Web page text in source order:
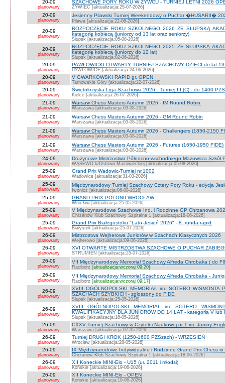
20-09
planowany
SZACHOWE PORY ROKU W ŻYWCU - TURNIEJ LETNI 2026
ŻYWIEC [aktualizacja:25-07-2026]
20-09
planowany
Jesienny Pilawski Turniej Weekendowy o Puchar �HUSARII�
Pilawa [aktualizacja:22-06-2026]
20-09
planowany
ROZPOCZĘCIE ROKU SZKOLNEGO 2026 ZE SŁUPSKĄ
kategorię kobiecą (juniorzy od 13 lat oraz seniorzy)
Słupsk [aktualizacja:05-08-2026]
20-09
planowany
ROZPOCZĘCIE ROKU SZKOLNEGO 2025 ZE SŁUPSKĄ
kategorię kobiecą (juniorzy do 12 lat)
Słupsk [aktualizacja:02-06-2026]
20-09
planowany
PAWŁOWICKI OTWARTY TURNIEJ SZACHOWY DZIECI do lat
PAWŁOWICE [aktualizacja:24-06-2026]
20-09
planowany
V GWARKOWSKI RAPID gr. OPEN
Tarnowskie Góry [aktualizacja:22-07-2026]
20-09
planowany
Świętokrzyska Liga Szachowa 2026 - Turniej III (C) - do 1400
Kielce [aktualizacja:26-07-2026]
21-09
planowany
Warsaw Chess Masters Autumn 2026 - IM Round Robin
Warszawa [aktualizacja:03-08-2026]
21-09
planowany
Warsaw Chess Masters Autumn 2026 - GM Round Robin
Warszawa [aktualizacja:03-08-2026]
21-09
planowany
Warsaw Chess Masters Autumn 2026 - Challengers (1850-2150
Warszawa [aktualizacja:03-08-2026]
21-09
planowany
Warsaw Chess Masters Autumn 2026 - Futures (1650-1950 FIDE)
Warszawa [aktualizacja:03-08-2026]
24-09
planowany
Drużynowe Mistrzostwa Północno-wschodniego Mazowsza Szkół
WĄSEWO k/Ostrowi Mazowieckiej [aktualizacja:05-08-2026]
25-09
planowany
Grand Prix Wadowic-Turniej nr.1002
Wadowice [aktualizacja:31-03-2026]
25-09
planowany
Międzynarodowy Turniej Szachowy Cztery Pory Roku - edycja
Iwonicz [aktualizacja:06-08-2026]
25-09
planowany
GRAND PRIX POLONII WROCŁAW
Wrocław [aktualizacja:25-05-2026]
25-09
planowany
V Międzynarodowe Szachowe Ind. i Rodzinne GP Chrzanowa
Chrzanów Klub Szachowy Szpitalna 1 [aktualizacja:18-06-2026]
25-09
planowany
Grand Prix Białegostoku "Lato-Jesień 2026" - 8. runda rapid
Białystok [aktualizacja:25-07-2026]
26-09
planowany
Mistrzostwa Wejherowa Juniorów w Szachach Klasycznych 2026
Wejherowo [aktualizacja:09-06-2026]
26-09
planowany
XVI OTWARTE MISTRZOSTWA SZACHOWE O PUCHAR
STRUMIEŃ [aktualizacja:25-07-2026]
26-09
planowany
VII Międzynarodowy Memoriał Szachowy Alfreda Chrobaka ( do
Racibórz [aktualizacja:wczoraj 09:20]
26-09
planowany
VII Międzynarodowy Memoriał Szachowy Alfreda Chrobaka -
Racibórz [aktualizacja:wczoraj 09:17]
26-09
planowany
XVIII OGÓLNOPOLSKI MEMORIAŁ im. SOTERO WISMONTA
SZACHACH SZYBKICH - zgłoszony do FIDE
Słupsk [aktualizacja:25-05-2026]
26-09
planowany
XVIII OGÓLNOPOLSKI MEMORIAŁ im. SOTERO
KWALIFIKACYJNY DLA JUNIORÓW DO 14 LAT - kategoria V
Słupsk [aktualizacja:16-05-2026]
26-09
planowany
CXXV Turniej Szachowy w Czytelni Naukowej nr 1 im. Janiny
Warszawa [aktualizacja:07-05-2026]
26-09
planowany
Turniej DRUGI KROK (1250-1600 PZSzach) - WRZESIEŃ
Wrocław [aktualizacja:28-05-2026]
26-09
planowany
IX Międzynarodowe Indywidualne i Rodzinne Grand Prix Chess
Chrzanów Klub Szachowy Szpitalna 1 [aktualizacja:18-06-2026]
26-09
planowany
XII Koneckie MINI-Elo - U15 (ur. 2011 i młodsi)
Końskie [aktualizacja:19-06-2026]
26-09
planowany
XII Koneckie MINI-Elo - OPEN
Końskie [aktualizacja:19-06-2026]